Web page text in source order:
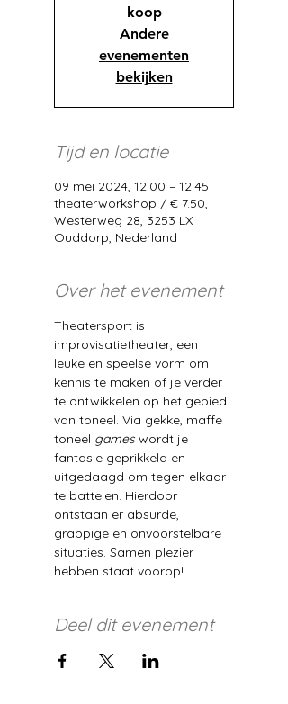
koop
Andere
evenementen
bekijken
Tijd en locatie
09 mei 2024, 12:00 – 12:45
theaterworkshop / € 7.50,
Westerweg 28, 3253 LX
Ouddorp, Nederland
Over het evenement
Theatersport is
improvisatietheater, een
leuke en speelse vorm om
kennis te maken of je verder
te ontwikkelen op het gebied
van toneel. Via gekke, maffe
toneel games wordt je
fantasie geprikkeld en
uitgedaagd om tegen elkaar
te battelen. Hierdoor
ontstaan er absurde,
grappige en onvoorstelbare
situaties. Samen plezier
hebben staat voorop!
Deel dit evenement